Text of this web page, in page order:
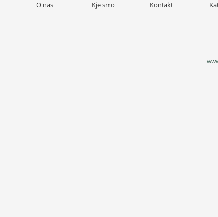
O nas Kje smo Kontakt